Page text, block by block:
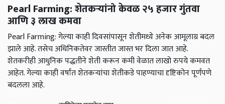
Pearl Farming: शेतकऱ्यांनो केवळ २५ हजार गुंतवा
आणि ३ लाख कमवा
Pearl Farming: गेल्या काही दिवसांपासून शेतीमध्ये अनेक आमूलाग्र बदल
झाले आहे. तसेच अधिनिकतेवर जास्तीत जास्त भर दिला जात आहे.
शेतकरीही आधुनिक पद्धतीने शेती करून कमी वेळात लाखो रुपये कमवत
आहेत. गेल्या काही वर्षांत शेतकऱ्यांचा शेतीकडे पाहण्याचा दृष्टिकोन पूर्णपणे
बदलला आहे.